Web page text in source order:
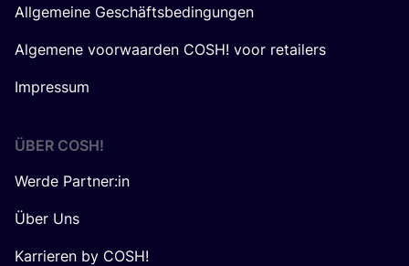
Allgemeine Geschäftsbedingungen
Algemene voorwaarden COSH! voor retailers
Impressum
ÜBER COSH!
Werde Partner:in
Über Uns
Karrieren by COSH!